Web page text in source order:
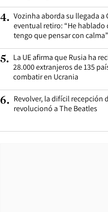
4. Vozinha aborda su llegada a
eventual retiro: “He hablado
tengo que pensar con calma”
5. La UE afirma que Rusia ha
28.000 extranjeros de 135
combatir en Ucrania
6. Revolver, la difícil recepción
revolucionó a The Beatles